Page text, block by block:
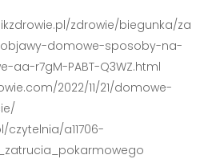
zdrowie/biegunka/za
domowe-sposoby-na-
aa-r7gM-PABT-Q3WZ.html
2022/11/21/domowe-
czytelnia/a11706-